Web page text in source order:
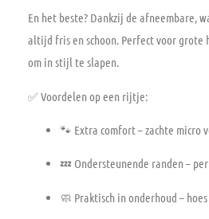
En het beste? Dankzij de afneembare,
altijd fris en schoon. Perfect voor grote
om in stijl te slapen.
✅ Voordelen op een rijtje:
🐾 Extra comfort– zachte micro
💤 Ondersteunende randen –
🧼 Praktisch in onderhoud –